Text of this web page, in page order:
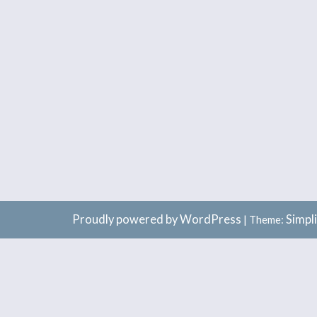
Proudly powered by WordPress | Theme: